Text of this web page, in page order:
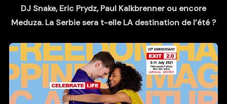
DJ Snake, Eric Prydz, Paul Kalkbrenner ou encore
Meduza. La Serbie sera t-elle LA destination de l’été ?